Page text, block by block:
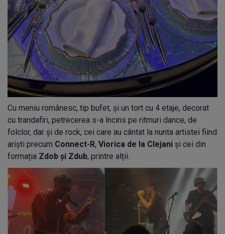
Cu meniu românesc, tip bufet, și un tort cu 4 etaje, decorat
cu trandafiri, petrecerea s-a încins pe ritmuri dance, de
folclor, dar și de rock, cei care au cântat la nunta artistei fiind
ariști precum Connect-R, Viorica de la Clejani și cei din
formația Zdob și Zdub, printre alții.